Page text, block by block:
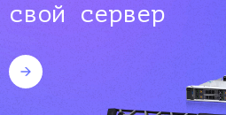
свой сервер